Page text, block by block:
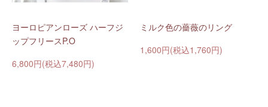
ヨーロピアンローズ ハーフジ
ップフリースP.O
6,800円(税込7,480円)
ミルク色の薔薇のリング
1,600円(税込1,760円)